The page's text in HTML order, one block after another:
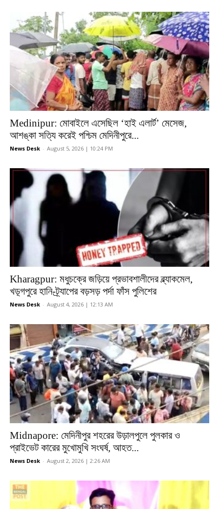
Medinipur: মোবাইলে এসেছিল ‘হাই এলার্ট’ মেসেজ,
আশঙ্কা সত্যি করেই পশ্চিম মেদিনীপুরে...
News Desk - August 5, 2026 | 10:24 PM
Kharagpur: মধুচক্রে জড়িয়ে প্রভাবশালীদের ব্ল্যাকমেল,
খড়্গপুরে হানি-ট্র্যাপের বড়সড় পর্দা ফাঁস পুলিশের
News Desk - August 4, 2026 | 12:13 AM
Midnapore: মেদিনীপুর শহরের উড়ালপুলে পুলকার ও
প্রাইভেট কারের মুখোমুখি সংঘর্ষ, আহত...
News Desk - August 2, 2026 | 2:26 AM